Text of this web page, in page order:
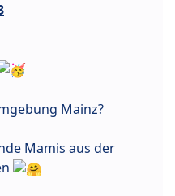
Mainz?
Mamis aus der